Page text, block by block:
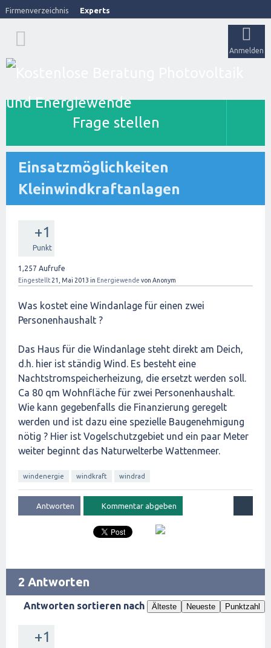
Firmenverzeichnis Experts
Anmelden
Frage stellen
Einsatzmöglichkeiten
Kleinwindkraftanlagen
+1
Punkt
1,257 Aufrufe
Eingestellt 21, Mai 2013 in Energiewende von Anonym
Was kostet eine Windanlage für einen zwei
Personenhaushalt ?
Das Haus für die Windanlage steht direkt am Deich,
d.h. hier ist ständig Wind. Es besteht eine
Nachtstromspeicherheizung, die ersetzt werden soll.
Ca 80 qm Wohnfläche für zwei Personenhaushalt.
Wie kann gegebenfalls die Finanzierung geregelt
werden und ist dazu eine spezielle Baugenehmigung
nötig ? Hier ist Vogelschutzgebiet und ein paar Meter
weiter beginnt das Naturwelterbe Wattenmeer.
windenergie windkraft windrad
2 Antworten
Antworten sortieren nach Älteste Neueste Punktzahl
+1